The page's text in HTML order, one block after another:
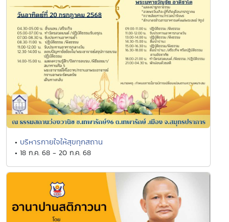
• บริหารกายใจให้สุขทุกสถาน
• 18 ก.ค. 68 - 20 ก.ค. 68